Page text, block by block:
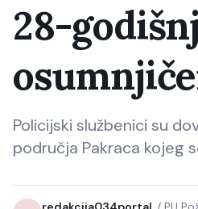
28-
Policijski službenici su
područja Pakraca kojeg